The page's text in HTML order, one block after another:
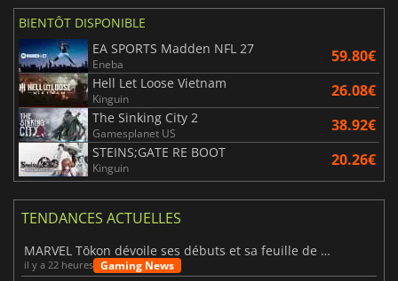
BIENTÔT DISPONIBLE
EA SPORTS Madden NFL 27
Eneba 59.80€
Hell Let Loose Vietnam
Kinguin 26.08€
The Sinking City 2
Gamesplanet US 38.92€
STEINS;GATE RE BOOT
Kinguin 20.26€
TENDANCES ACTUELLES
MARVEL Tōkon dévoile ses débuts et sa feuille de route
il y a 22 heures Gaming News